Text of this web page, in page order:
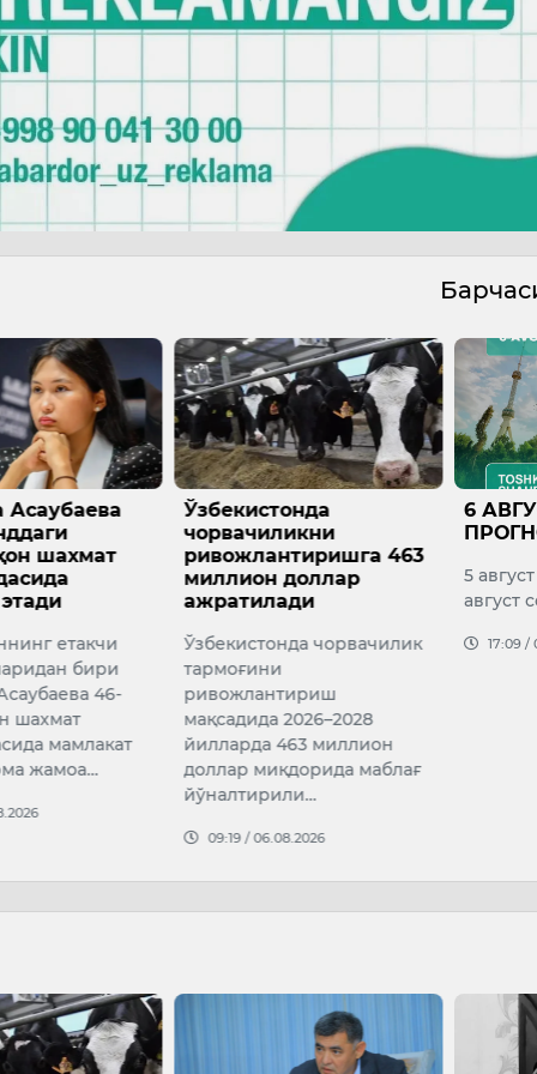
463
чорвачилик
миллион
маблағ
6 АВГУСТГА ОБ-ҲАВО
ПРОГНОЗИ
5 август соат 20 дан 6
август соат 20 гача
17:09 / 05.08.2026